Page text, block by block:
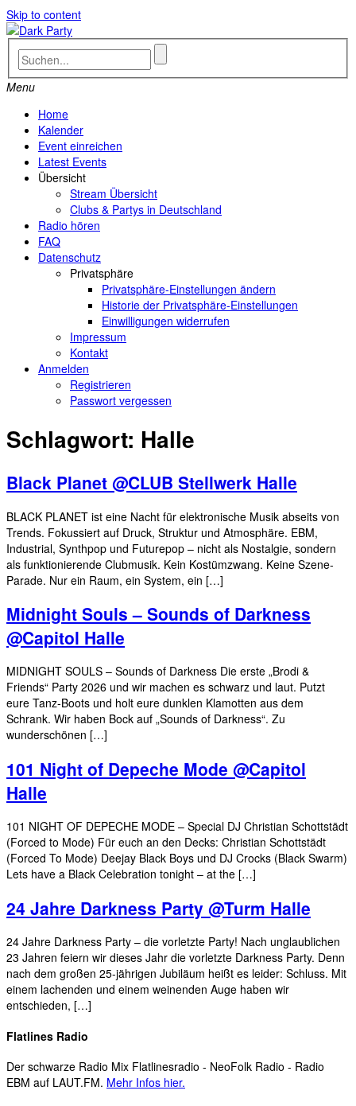
Skip to content
Menu
Home
Kalender
Event einreichen
Latest Events
Übersicht
Stream Übersicht
Clubs & Partys in Deutschland
Radio hören
FAQ
Datenschutz
Privatsphäre
Privatsphäre-Einstellungen ändern
Historie der Privatsphäre-Einstellungen
Einwilligungen widerrufen
Impressum
Kontakt
Anmelden
Registrieren
Passwort vergessen
Schlagwort: Halle
Black Planet @CLUB Stellwerk Halle
BLACK PLANET ist eine Nacht für elektronische Musik abseits von
Trends. Fokussiert auf Druck, Struktur und Atmosphäre. EBM,
Industrial, Synthpop und Futurepop – nicht als Nostalgie, sondern
als funktionierende Clubmusik. Kein Kostümzwang. Keine Szene-
Parade. Nur ein Raum, ein System, ein […]
Midnight Souls – Sounds of Darkness
@Capitol Halle
MIDNIGHT SOULS – Sounds of Darkness Die erste „Brodi &
Friends“ Party 2026 und wir machen es schwarz und laut. Putzt
eure Tanz-Boots und holt eure dunklen Klamotten aus dem
Schrank. Wir haben Bock auf „Sounds of Darkness“. Zu
wunderschönen […]
101 Night of Depeche Mode @Capitol
Halle
101 NIGHT OF DEPECHE MODE – Special DJ Christian Schottstädt
(Forced to Mode) Für euch an den Decks: Christian Schottstädt
(Forced To Mode) Deejay Black Boys und DJ Crocks (Black Swarm)
Lets have a Black Celebration tonight – at the […]
24 Jahre Darkness Party @Turm Halle
24 Jahre Darkness Party – die vorletzte Party! Nach unglaublichen
23 Jahren feiern wir dieses Jahr die vorletzte Darkness Party. Denn
nach dem großen 25-jährigen Jubiläum heißt es leider: Schluss. Mit
einem lachenden und einem weinenden Auge haben wir
entschieden, […]
Flatlines Radio
Der schwarze Radio Mix Flatlinesradio - NeoFolk Radio - Radio
EBM auf LAUT.FM. Mehr Infos hier.